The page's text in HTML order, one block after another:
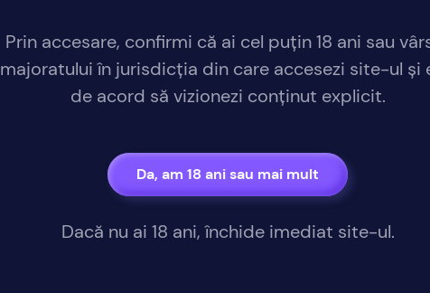
Prin accesare, confirmi că ai cel puțin 18 ani sau
majoratului în jurisdicția din care accesezi site-ul și
de acord să vizionezi conținut explicit.
Da, am 18 ani sau mai mult
Dacă nu ai 18 ani, închide imediat site-ul.